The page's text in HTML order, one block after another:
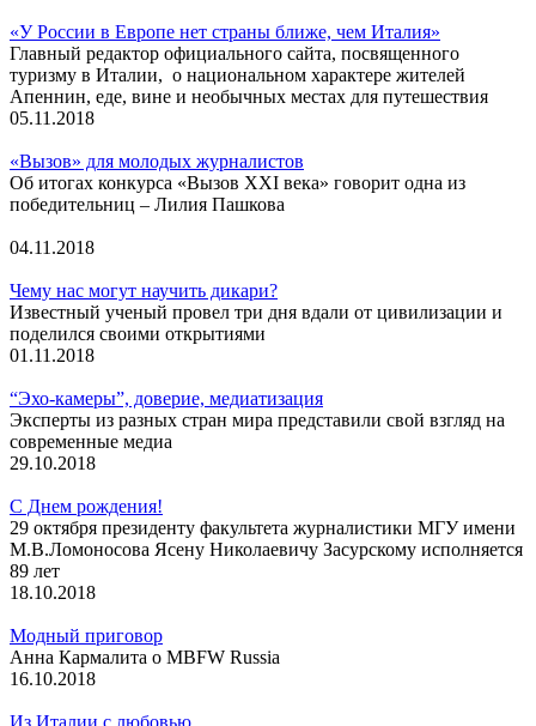
«У России в Европе нет страны ближе, чем Италия»
Главный редактор официального сайта, посвященного
туризму в Италии, о национальном характере жителей
Апеннин, еде, вине и необычных местах для путешествия
05.11.2018
«Вызов» для молодых журналистов
Об итогах конкурса «Вызов XXI века» говорит одна из
победительниц – Лилия Пашкова
04.11.2018
Чему нас могут научить дикари?
Известный ученый провел три дня вдали от цивилизации и
поделился своими открытиями
01.11.2018
“Эхо-камеры”, доверие, медиатизация
Эксперты из разных стран мира представили свой взгляд на
современные медиа
29.10.2018
С Днем рождения!
29 октября президенту факультета журналистики МГУ имени
М.В.Ломоносова Ясену Николаевичу Засурскому исполняется
89 лет
18.10.2018
Модный приговор
Анна Кармалита о МBFW Russia
16.10.2018
Из Италии с любовью